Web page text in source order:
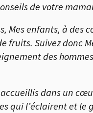
de votre
Mes enfants, à des
fruits. Suivez donc
des
dans un
qui l’éclairent et le